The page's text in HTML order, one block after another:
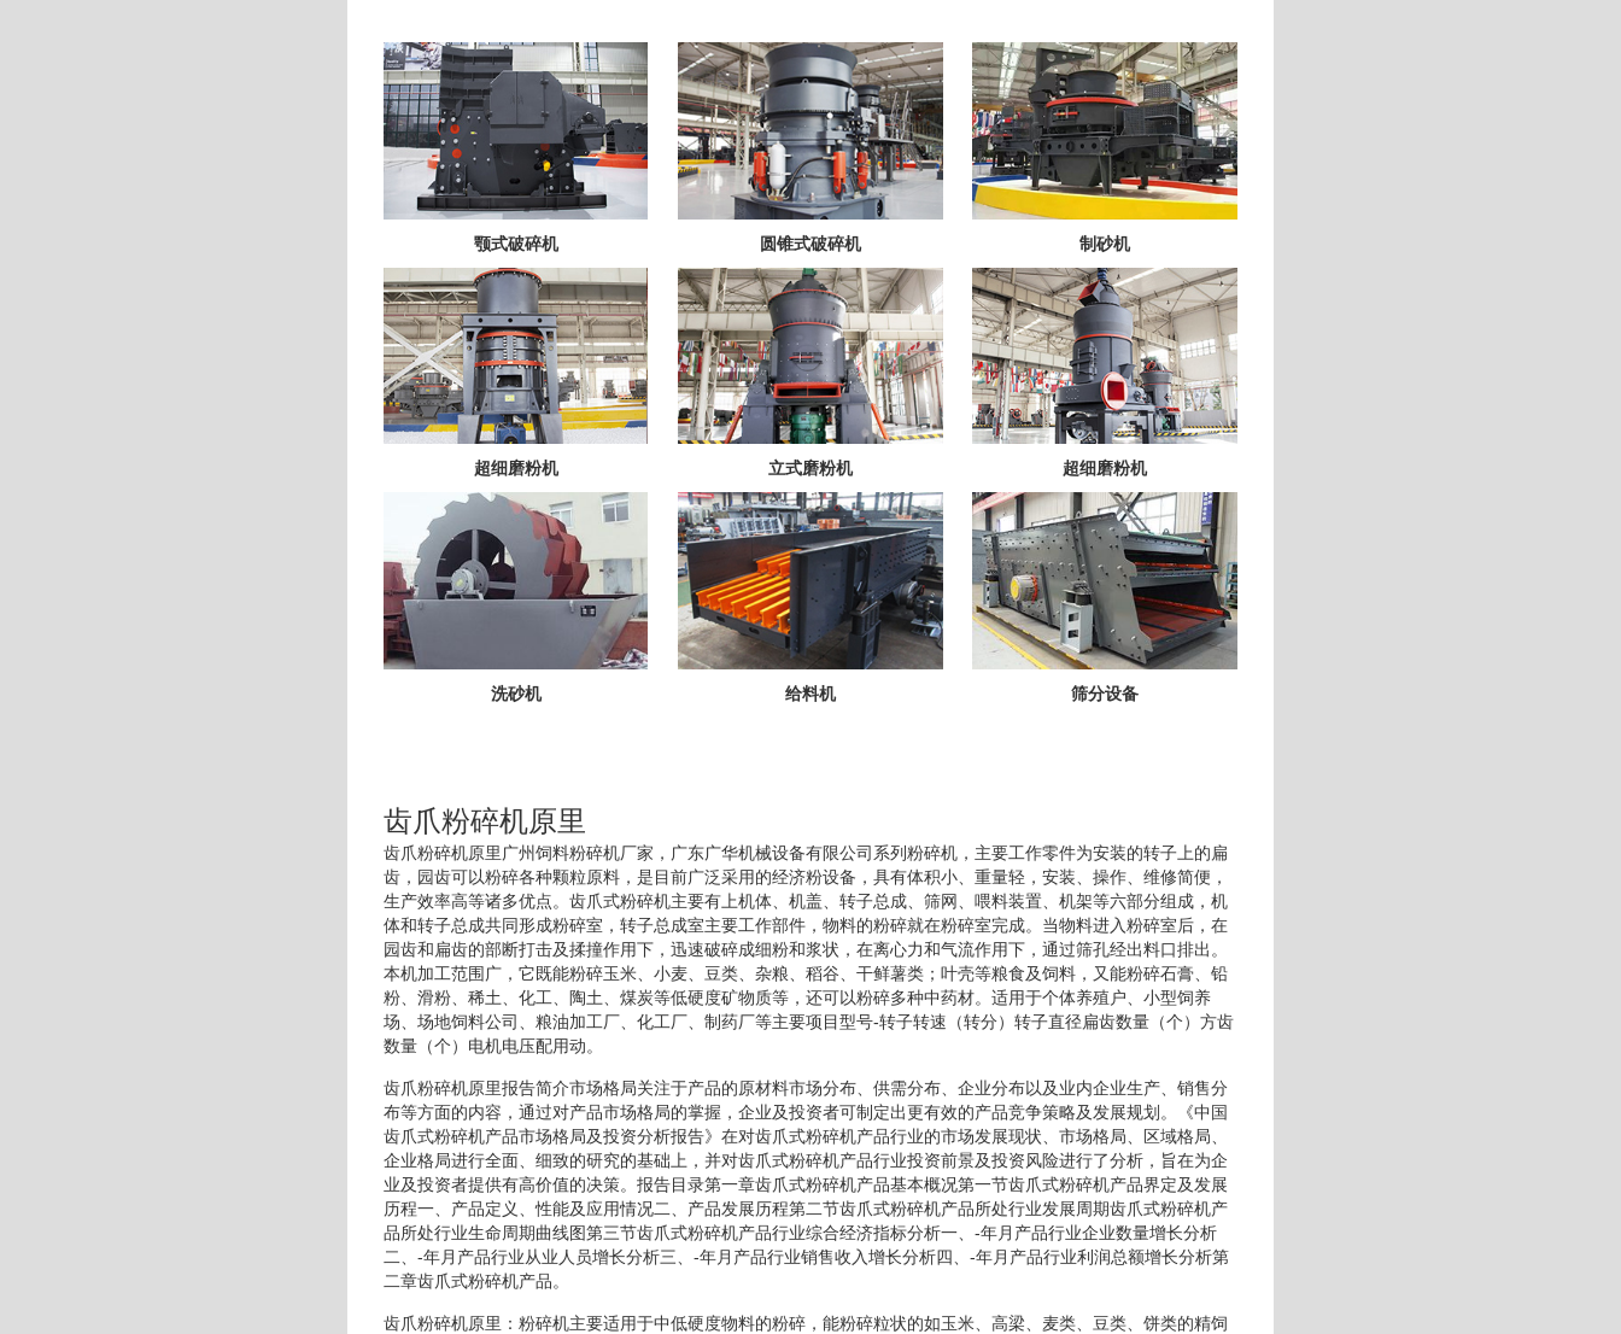
颚式破碎机 圆锥式破碎机 制砂机
超细磨粉机 立式磨粉机 超细磨粉机
洗砂机 给料机 筛分设备
齿爪粉碎机原里
齿爪粉碎机原里广州饲料粉碎机厂家，广东广华机械设备有限公司系列粉碎机，主要工作零件为安装的转子上的扁
齿，园齿可以粉碎各种颗粒原料，是目前广泛采用的经济粉设备，具有体积小、重量轻，安装、操作、维修简便，
生产效率高等诸多优点。齿爪式粉碎机主要有上机体、机盖、转子总成、筛网、喂料装置、机架等六部分组成，机
体和转子总成共同形成粉碎室，转子总成室主要工作部件，物料的粉碎就在粉碎室完成。当物料进入粉碎室后，在
园齿和扁齿的部断打击及揉撞作用下，迅速破碎成细粉和浆状，在离心力和气流作用下，通过筛孔经出料口排出。
本机加工范围广，它既能粉碎玉米、小麦、豆类、杂粮、稻谷、干鲜薯类；叶壳等粮食及饲料，又能粉碎石膏、铅
粉、滑粉、稀土、化工、陶土、煤炭等低硬度矿物质等，还可以粉碎多种中药材。适用于个体养殖户、小型饲养
场、场地饲料公司、粮油加工厂、化工厂、制药厂等主要项目型号-转子转速（转分）转子直径扁齿数量（个）方齿
数量（个）电机电压配用动。
齿爪粉碎机原里报告简介市场格局关注于产品的原材料市场分布、供需分布、企业分布以及业内企业生产、销售分
布等方面的内容，通过对产品市场格局的掌握，企业及投资者可制定出更有效的产品竞争策略及发展规划。《中国
齿爪式粉碎机产品市场格局及投资分析报告》在对齿爪式粉碎机产品行业的市场发展现状、市场格局、区域格局、
企业格局进行全面、细致的研究的基础上，并对齿爪式粉碎机产品行业投资前景及投资风险进行了分析，旨在为企
业及投资者提供有高价值的决策。报告目录第一章齿爪式粉碎机产品基本概况第一节齿爪式粉碎机产品界定及发展
历程一、产品定义、性能及应用情况二、产品发展历程第二节齿爪式粉碎机产品所处行业发展周期齿爪式粉碎机产
品所处行业生命周期曲线图第三节齿爪式粉碎机产品行业综合经济指标分析一、-年月产品行业企业数量增长分析
二、-年月产品行业从业人员增长分析三、-年月产品行业销售收入增长分析四、-年月产品行业利润总额增长分析第
二章齿爪式粉碎机产品。
齿爪粉碎机原里：粉碎机主要适用于中低硬度物料的粉碎，能粉碎粒状的如玉米、高梁、麦类、豆类、饼类的精饲